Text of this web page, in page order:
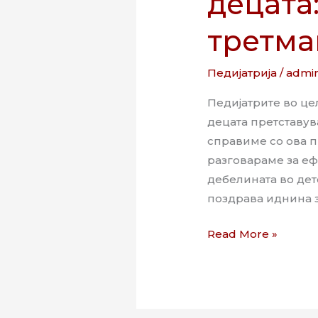
Педијатрија /
Педијатрите во
децата
справиме со ова
разговараме за
дебелината во
поздрава иднина
Read More »